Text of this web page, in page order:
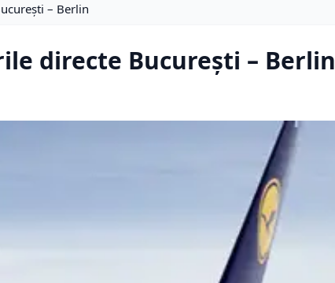
– Berlin
directe Bucureşti – Berlin